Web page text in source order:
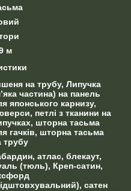
м
на трубу, Липучка
частина) на панель
японського карнизу,
петлі з тканини на
шторна тасьма
гачків, шторна тасьма
трубу
атлас, блекаут,
(тюль), Креп-сатин,
сатен